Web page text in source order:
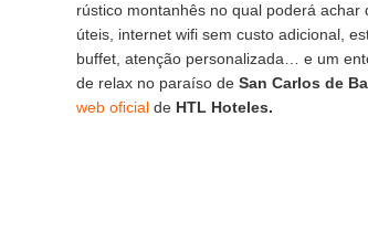
rústico montanhês no qual poderá
úteis, internet wifi sem custo adicional,
buffet, atenção personalizada… e um
de relax no paraíso de San Carlos de
web oficialde HTL Hoteles.